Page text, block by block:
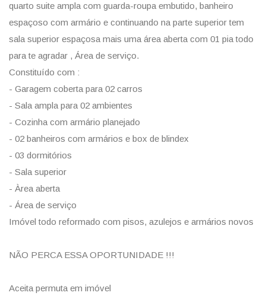
quarto suite ampla com guarda-roupa embutido, banheiro
espaçoso com armário e continuando na parte superior tem
sala superior espaçosa mais uma área aberta com 01 pia todo
para te agradar , Área de serviço.
Constituído com :
- Garagem coberta para 02 carros
- Sala ampla para 02 ambientes
- Cozinha com armário planejado
- 02 banheiros com armários e box de blindex
- 03 dormitórios
- Sala superior
- Àrea aberta
- Área de serviço
Imóvel todo reformado com pisos, azulejos e armários novos
NÃO PERCA ESSA OPORTUNIDADE !!!
Aceita permuta em imóvel